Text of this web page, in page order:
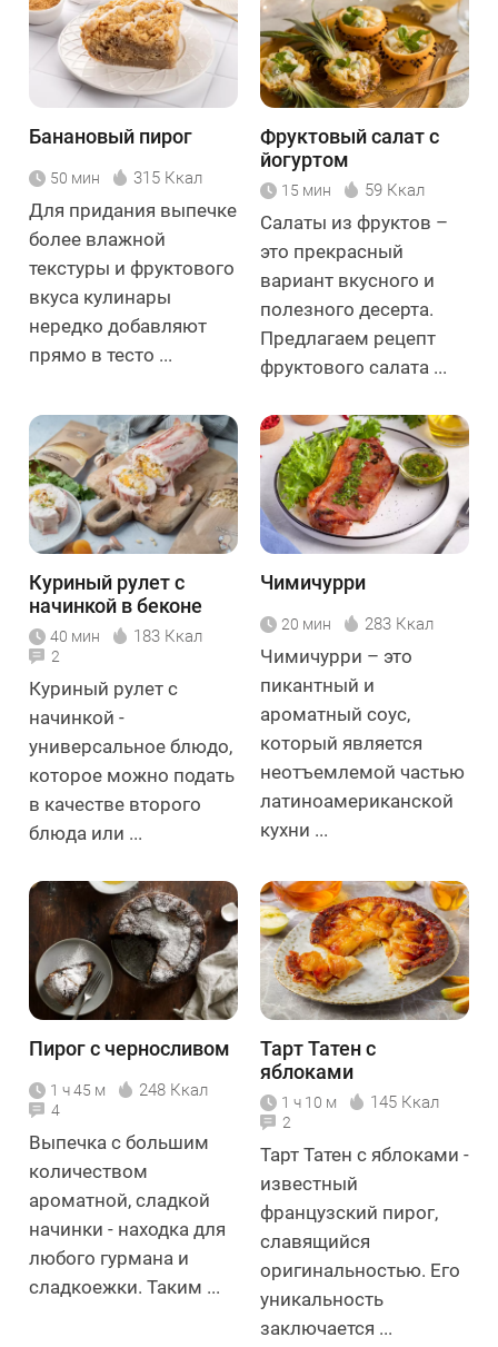
Банановый пирог
50 мин 315 Ккал
Для придания выпечке
более влажной
текстуры и фруктового
вкуса кулинары
нередко добавляют
прямо в тесто ...
Фруктовый салат с
йогуртом
15 мин 59 Ккал
Салаты из фруктов –
это прекрасный
вариант вкусного и
полезного десерта.
Предлагаем рецепт
фруктового салата ...
Куриный рулет с
начинкой в беконе
40 мин 183 Ккал
2
Куриный рулет с
начинкой -
универсальное блюдо,
которое можно подать
в качестве второго
блюда или ...
Чимичурри
20 мин 283 Ккал
Чимичурри – это
пикантный и
ароматный соус,
который является
неотъемлемой частью
латиноамериканской
кухни ...
Пирог с черносливом
1 ч 45 м 248 Ккал
4
Выпечка с большим
количеством
ароматной, сладкой
начинки - находка для
любого гурмана и
сладкоежки. Таким ...
Тарт Татен с
яблоками
1 ч 10 м 145 Ккал
2
Тарт Татен с яблоками -
известный
французский пирог,
славящийся
оригинальностью. Его
уникальность
заключается ...